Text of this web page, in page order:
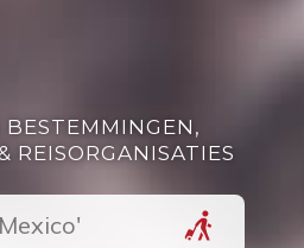
REISORGANISATIES